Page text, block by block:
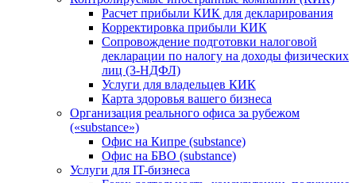
Расчет прибыли КИК для декларирования
Корректировка прибыли КИК
Сопровождение подготовки налоговой
декларации по налогу на доходы физических
лиц (3-НДФЛ)
Услуги для владельцев КИК
Карта здоровья вашего бизнеса
Организация реального офиса за рубежом
(«substance»)
Офис на Кипре (substance)
Офис на БВО (substance)
Услуги для IT-бизнеса